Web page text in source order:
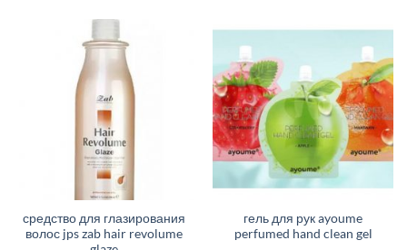
средство для глазирования
волос jps zab hair revolume
гель для рук ayoume
perfumed hand clean gel